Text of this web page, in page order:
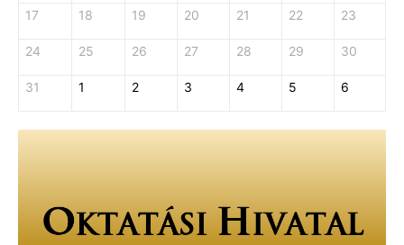
17 18 19 20 21 22 23
24 25 26 27 28 29 30
31 1 2 3 4 5 6